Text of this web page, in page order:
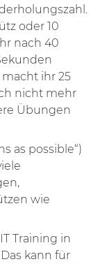
oder 10
nach 40
ihr 25
nicht mehr
Übungen
as possible“)
wie
Training in
kann für